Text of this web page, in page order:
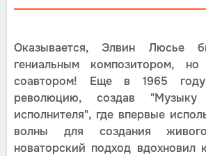
Оказывается, Элвин Люсье
гениальным композитором,
соавтором! Еще в 1965
революцию, создав "Музыку
исполнителя", где впервые
волны для создания
новаторский подход вдохновил